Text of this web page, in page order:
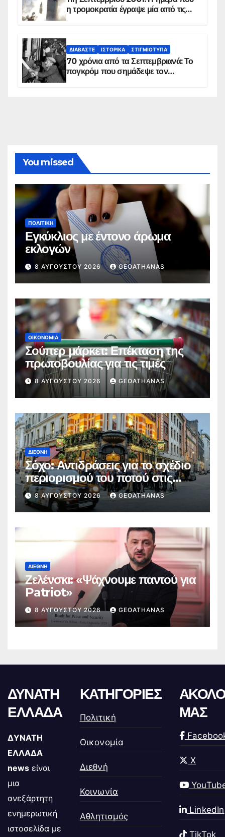
η τρομοκρατία έγραψε μία από τις
ΔΙΑΒΆΣΤΕ ΙΣΤΟΡΙΚΆ ΣΤΙΓΜΙΌΤΥΠΑ
70 χρόνια από τα Σεπτεμβριανά: Το
πογκρόμ που σημάδεψε τον
You missed
ΠΟΛΙΤΙΚΉ
Εγκύκλιος με έντονο άρωμα
εκλογών
8 ΑΥΓΟΎΣΤΟΥ 2026 GEOATHANAS
ΟΙΚΟΝΟΜΊΑ
Σούπερ μάρκετ: Επέκταση της
πρωτοβουλίας για τις τιμές
8 ΑΥΓΟΎΣΤΟΥ 2026 GEOATHANAS
ΔΙΕΘΝΉ
Σόχο: Αντιδράσεις για το σχέδιο
περιορισμού του ποτού στις
παμπ
8 ΑΥΓΟΎΣΤΟΥ 2026 GEOATHANAS
ΔΙΕΘΝΉ
Ζελένσκι: «Ψάχνουμε παντού για
Patriot»
8 ΑΥΓΟΎΣΤΟΥ 2026 GEOATHANAS
ΔΥΝΑΤΗ
ΕΛΛΑΔΑ
ΔΥΝΑΤΗ
ΕΛΛΑΔΑ
news είναι
μια
ανεξάρτητη
ενημερωτική
ιστοσελίδα με
ΚΑΤΗΓΟΡΙΕΣ
Πολιτική
Οικονομία
Διεθνή
Κοινωνία
Αθλητισμός
ΜΑΣ
X
LinkedIn
TikTok